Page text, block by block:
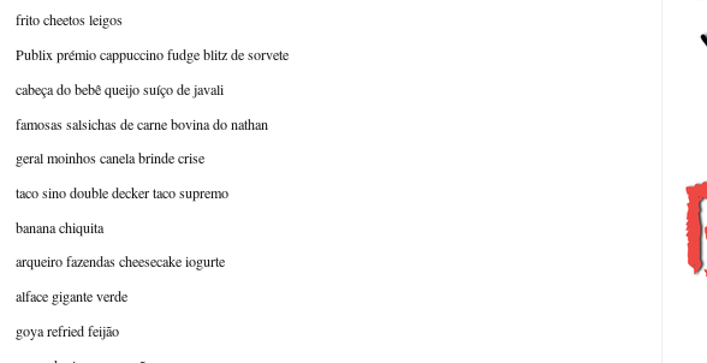
frito cheetos leigos
Publix prémio cappuccino fudge blitz de sorvete
cabeça do bebê queijo suíço de javali
famosas salsichas de carne bovina do nathan
geral moinhos canela brinde crise
taco sino double decker taco supremo
banana chiquita
arqueiro fazendas cheesecake iogurte
alface gigante verde
goya refried feijão